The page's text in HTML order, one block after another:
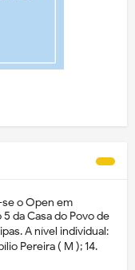
se o Open em
da Casa do Povo de
A nível individual:
Pereira ( M ); 14.